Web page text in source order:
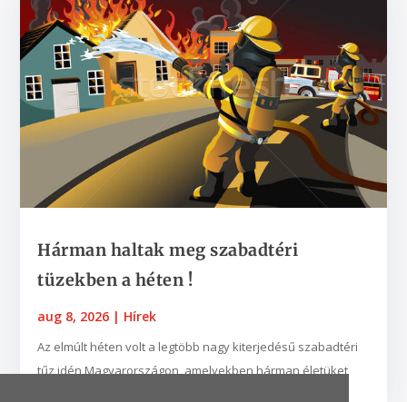
Hárman haltak meg szabadtéri
tüzekben a héten !
aug 8, 2026 | Hírek
Az elmúlt héten volt a legtöbb nagy kiterjedésű szabadtéri
tűz idén Magyarországon, amelyekben hárman életüket